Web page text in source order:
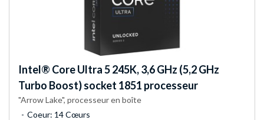
Intel® Core Ultra 5 245K, 3,6 GHz (5,2 GHz
Turbo Boost) socket 1851 processeur
"Arrow Lake", processeur en boîte
Coeur: 14 Cœurs